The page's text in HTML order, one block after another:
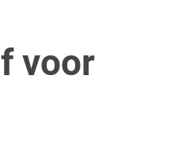
voor